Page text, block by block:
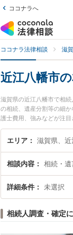
ココナラへ
ココナラ法律相談 滋
近江八幡市
滋賀県の近江八幡市で相
の相続、遺産分割等の細
護士費用、強みなどが注
の実績豊富な近くの弁護
す。エリア 滋賀県、
相談内容 相続・
詳細条件 未選択
相続人調査・確定